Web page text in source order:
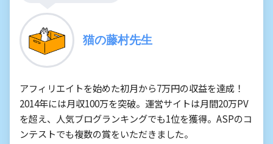
猫の藤村先生
アフィリエイトを始めた初月から7万円の収益を達成！
2014年には月収100万を突破。運営サイトは月間20万PV
を超え、人気ブログランキングでも1位を獲得。ASPのコ
ンテストでも複数の賞をいただきました。